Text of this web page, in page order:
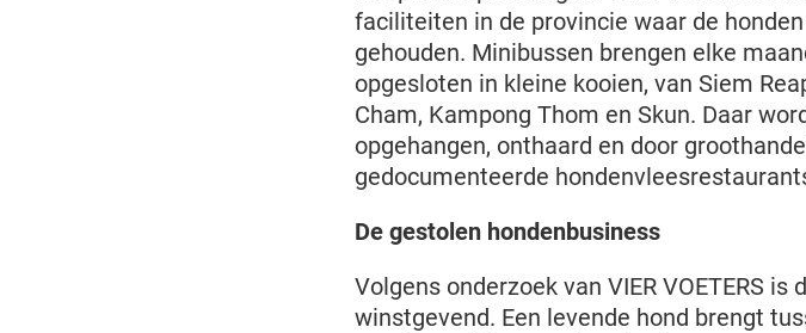
faciliteiten in de provincie waar de
gehouden. Minibussen brengen elke
opgesloten in kleine kooien, van Siem
Cham, Kampong Thom en Skun. Daar
opgehangen, onthaard en door
gedocumenteerde
De gestolen hondenbusiness
Volgens onderzoek van VIER VOETERS
winstgevend. Een levende hond brengt